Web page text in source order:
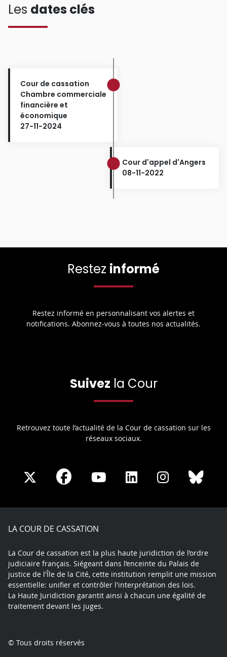
Les dates clés
Cour de cassation
Chambre commerciale
financière et
économique
27-11-2024
Cour d'appel d'Angers
08-11-2022
Restez informé
Restez informé en personnalisant vos alertes et
notifications. Abonnez-vous à toutes nos actualités.
Suivez la Cour
Retrouvez toute l’actualité de la Cour de cassation sur les
réseaux sociaux.
Share
X
Share
Facebook
Share
Youtube
Share
LinkedIn
Share
Instagram
LA COUR DE CASSATION
La Cour de cassation est la plus haute juridiction de l’ordre
judiciaire français. Siégeant dans l’enceinte du Palais de
justice de l'Île de la Cité, cette institution remplit une mission
essentielle: unifier et contrôler l'interprétation des lois.
La Haute Juridiction garantit ainsi à chacun une égalité de
traitement devant les juges.
© Tous droits réservés